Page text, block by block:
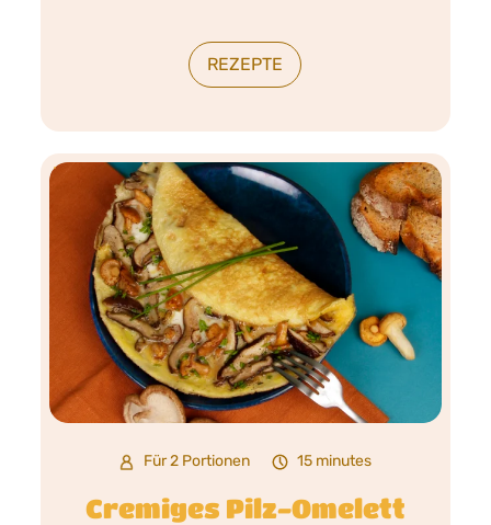
REZEPTE
Für 2 Portionen 15 minutes
Cremiges Pilz-Omelett